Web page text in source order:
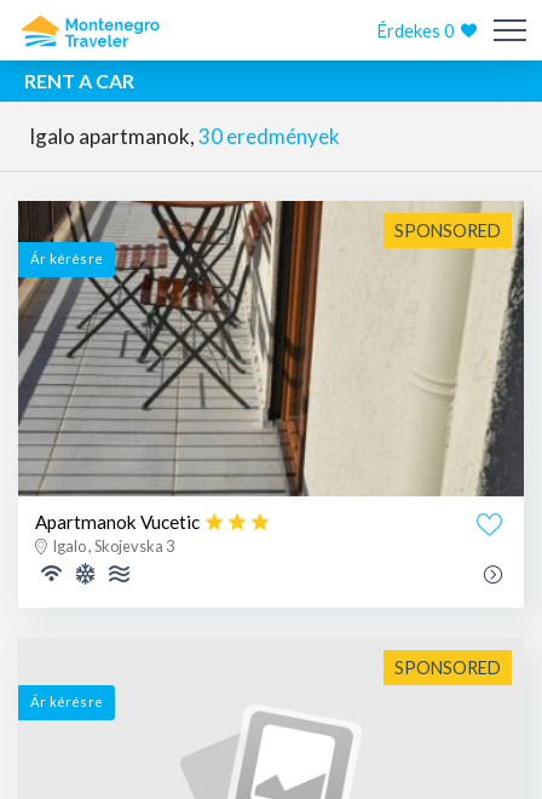
Érdekes0
RENT A CAR
Igalo apartmanok,30 eredmények
SPONSORED
Ár kérésre
Apartmanok Vucetic
Igalo , Skojevska 3
SPONSORED
Ár kérésre